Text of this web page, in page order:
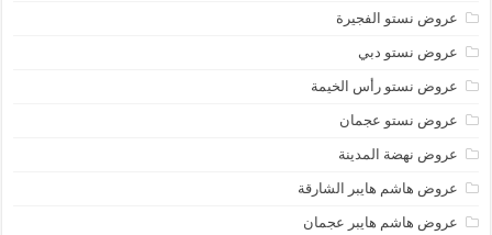
عروض نستو الفجيرة
عروض نستو دبي
عروض نستو رأس الخيمة
عروض نستو عجمان
عروض نهضة المدينة
عروض هاشم هايبر الشارقة
عروض هاشم هايبر عجمان